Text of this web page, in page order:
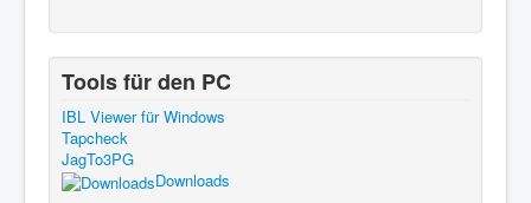
Tools für den PC
IBL Viewer für Windows
Tapcheck
JagTo3PG
Downloads